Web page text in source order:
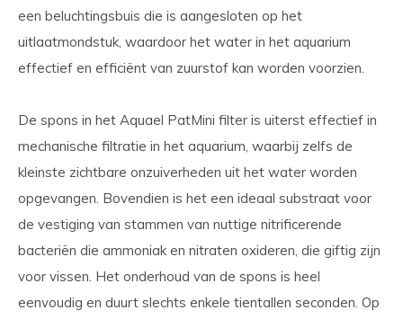
een beluchtingsbuis die is aangesloten op het
uitlaatmondstuk, waardoor het water in het aquarium
effectief en efficiënt van zuurstof kan worden voorzien.
De spons in het Aquael PatMini filter is uiterst effectief in
mechanische filtratie in het aquarium, waarbij zelfs de
kleinste zichtbare onzuiverheden uit het water worden
opgevangen. Bovendien is het een ideaal substraat voor
de vestiging van stammen van nuttige nitrificerende
bacteriën die ammoniak en nitraten oxideren, die giftig zijn
voor vissen. Het onderhoud van de spons is heel
eenvoudig en duurt slechts enkele tientallen seconden. Op